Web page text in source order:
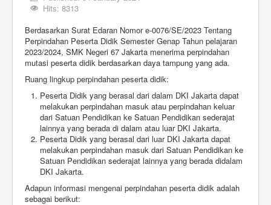
Hits: 8313
Berdasarkan Surat Edaran Nomor e-0076/SE/2023 Tentang
Perpindahan Peserta Didik Semester Genap Tahun pelajaran
2023/2024, SMK Negeri 67 Jakarta menerima perpindahan
mutasi peserta didik berdasarkan daya tampung yang ada.
Ruang lingkup perpindahan peserta didik:
Peserta Didik yang berasal dari dalam DKI Jakarta dapat
melakukan perpindahan masuk atau perpindahan keluar
dari Satuan Pendidikan ke Satuan Pendidikan sederajat
lainnya yang berada di dalam atau luar DKI Jakarta.
Peserta Didik yang berasal dari luar DKI Jakarta dapat
melakukan perpindahan masuk dari Satuan Pendidikan ke
Satuan Pendidikan sederajat lainnya yang berada didalam
DKI Jakarta.
Adapun informasi mengenai perpindahan peserta didik adalah
sebagai berikut: